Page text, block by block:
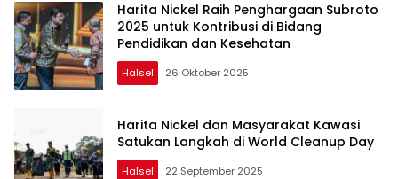
Harita Nickel Raih Penghargaan Subroto
2025 untuk Kontribusi di Bidang
Pendidikan dan Kesehatan
Halsel 26 Oktober 2025
Harita Nickel dan Masyarakat Kawasi
Satukan Langkah di World Cleanup Day
Halsel 22 September 2025